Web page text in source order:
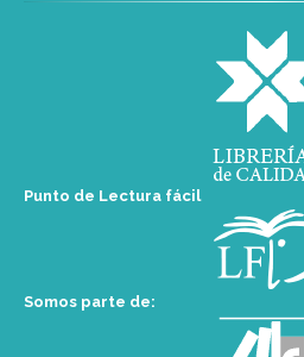
Punto de Lectura fácil
Somos parte de: